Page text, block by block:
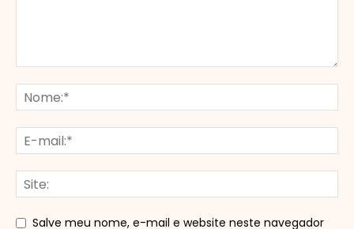
Salve meu nome, e-mail e website neste navegador